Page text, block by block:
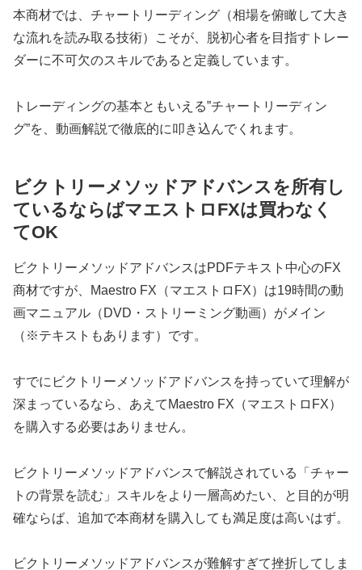
本商材では、チャートリーディング（相場を俯瞰して大き
な流れを読み取る技術）こそが、脱初心者を目指すトレー
ダーに不可欠のスキルであると定義しています。
トレーディングの基本ともいえる”チャートリーディン
グ”を、動画解説で徹底的に叩き込んでくれます。
ビクトリーメソッドアドバンスを所有し
ているならばマエストロFXは買わなく
てOK
ビクトリーメソッドアドバンスはPDFテキスト中心のFX
商材ですが、Maestro FX（マエストロFX）は19時間の動
画マニュアル（DVD・ストリーミング動画）がメイン
（※テキストもあります）です。
すでにビクトリーメソッドアドバンスを持っていて理解が
深まっているなら、あえてMaestro FX（マエストロFX）
を購入する必要はありません。
ビクトリーメソッドアドバンスで解説されている「チャー
トの背景を読む」スキルをより一層高めたい、と目的が明
確ならば、追加で本商材を購入しても満足度は高いはず。
ビクトリーメソッドアドバンスが難解すぎて挫折してしま